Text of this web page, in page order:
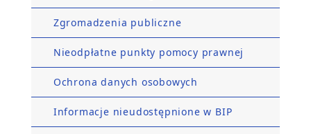
Zgromadzenia publiczne
Nieodpłatne punkty pomocy prawnej
Ochrona danych osobowych
Informacje nieudostępnione w BIP